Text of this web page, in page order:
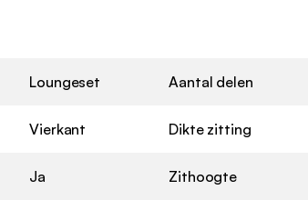
Loungeset
Vierkant
Ja
Aantal delen
Dikte zitting
Zithoogte